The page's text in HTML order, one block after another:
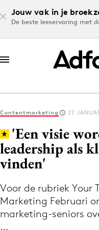
Jouw vak in je
De beste leeservaring met
Log in
Volg het laatste
Contentmarketing 27
'Een visie
leadership als
vinden'
Voor de rubriek Your
Marketing Februari
marketing-seniors
…